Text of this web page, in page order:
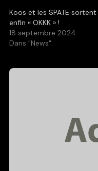
Koos et les SPATE sortent
enfin « OKKK » !
18 septembre 2024
Dans "News"